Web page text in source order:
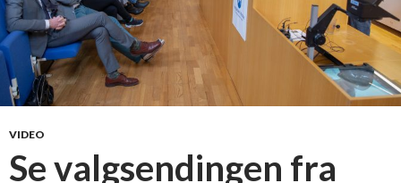
VIDEO
Se valgsendingen fra